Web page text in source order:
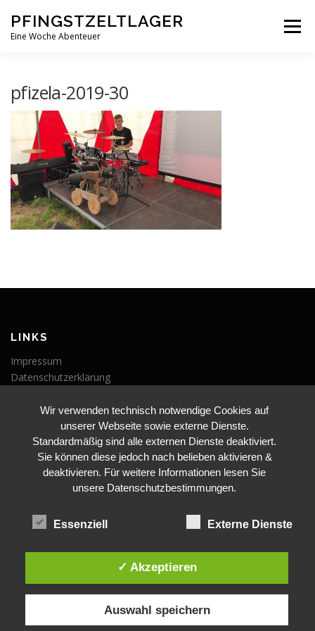
Inhalt
springen
PFINGSTZELTLAGER
Eine Woche Abenteuer
Menü
PFINGSTZELTLAGER VERANSTALTUNGEN
pfizela-2019-30
LINKS
Impressum
Datenschutzerklärung
VERANSTALTUNGEN
Veranstaltungen
Wir verwenden technisch notwendige Cookies auf
unserer Webseite sowie externe Dienste.
Standardmäßig sind alle externen Dienste deaktiviert.
Sie können diese jedoch nach belieben aktivieren &
deaktivieren. Für weitere Informationen lesen Sie
unsere Datenschutzbestimmungen.
Essenziell Externe Dienste
✓ Akzeptieren
Auswahl speichern